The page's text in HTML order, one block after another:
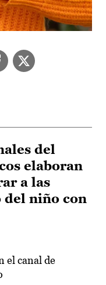
del
elaboran
a las
del niño con
el canal de